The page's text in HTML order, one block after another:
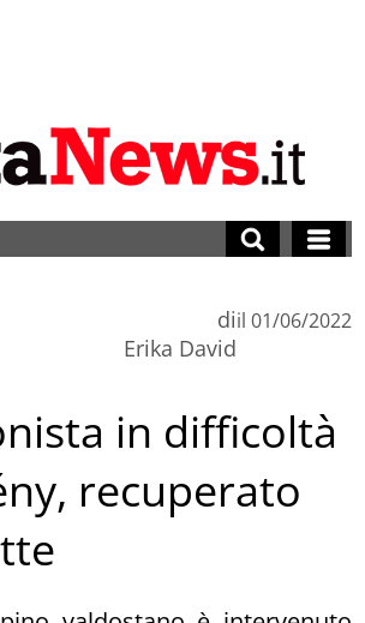
di
Erika David
il 01/06/2022
in difficoltà
recuperato